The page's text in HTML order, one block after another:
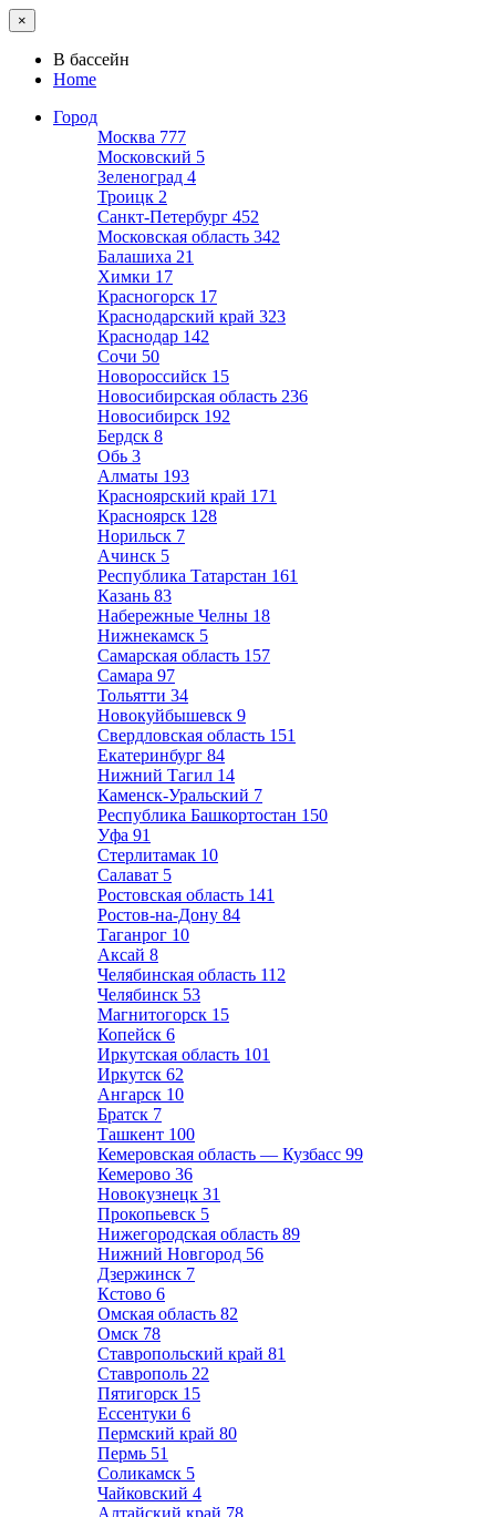
×
В бассейн
Home
Город
Москва 777
Московский 5
Зеленоград 4
Троицк 2
Санкт-Петербург 452
Московская область 342
Балашиха 21
Химки 17
Красногорск 17
Краснодарский край 323
Краснодар 142
Сочи 50
Новороссийск 15
Новосибирская область 236
Новосибирск 192
Бердск 8
Обь 3
Алматы 193
Красноярский край 171
Красноярск 128
Норильск 7
Ачинск 5
Республика Татарстан 161
Казань 83
Набережные Челны 18
Нижнекамск 5
Самарская область 157
Самара 97
Тольятти 34
Новокуйбышевск 9
Свердловская область 151
Екатеринбург 84
Нижний Тагил 14
Каменск-Уральский 7
Республика Башкортостан 150
Уфа 91
Стерлитамак 10
Салават 5
Ростовская область 141
Ростов-на-Дону 84
Таганрог 10
Аксай 8
Челябинская область 112
Челябинск 53
Магнитогорск 15
Копейск 6
Иркутская область 101
Иркутск 62
Ангарск 10
Братск 7
Ташкент 100
Кемеровская область — Кузбасс 99
Кемерово 36
Новокузнецк 31
Прокопьевск 5
Нижегородская область 89
Нижний Новгород 56
Дзержинск 7
Кстово 6
Омская область 82
Омск 78
Ставропольский край 81
Ставрополь 22
Пятигорск 15
Ессентуки 6
Пермский край 80
Пермь 51
Соликамск 5
Чайковский 4
Алтайский край 78